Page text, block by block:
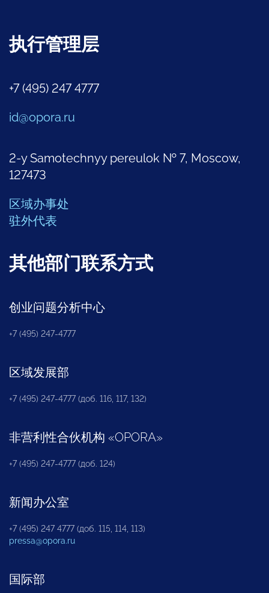
执行管理层
+7 (495) 247 4777
id@opora.ru
2-y Samotechnyy pereulok № 7, Moscow,
127473
区域办事处
驻外代表
其他部门联系方式
创业问题分析中心
+7 (495) 247-4777
区域发展部
+7 (495) 247-4777 (доб. 116, 117, 132)
非营利性合伙机构 «OPORA»
+7 (495) 247-4777 (доб. 124)
新闻办公室
+7 (495) 247 4777 (доб. 115, 114, 113)
pressa@opora.ru
国际部